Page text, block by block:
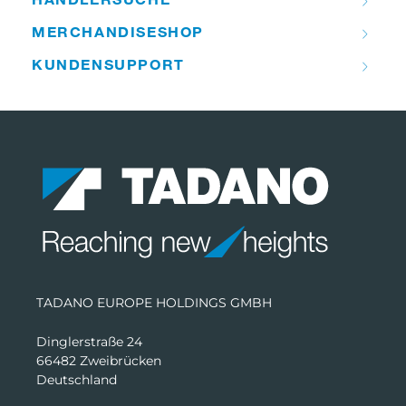
MERCHANDISE­­SHOP
KUNDEN­­SUPPORT
TADANO EUROPE HOLDINGS GMBH
Dinglerstraße 24
66482 Zweibrücken
Deutschland